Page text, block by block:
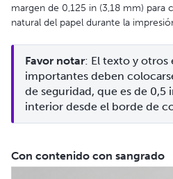
margen de 0,125 in (3,18 mm)
natural del papel durante la
Favor notar: El texto y otros
importantes deben
de seguridad, que es de 0,5
interior desde el borde de
Con contenido con sangrado